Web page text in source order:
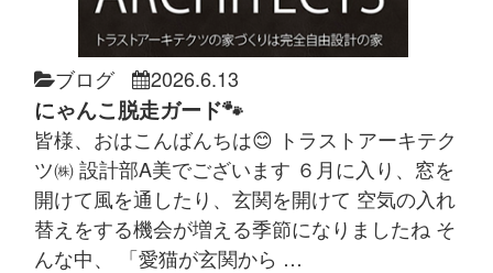
ブログ 2026.6.13
にゃんこ脱走ガード🐾
皆様、おはこんばんちは😊 トラストアーキテク
ツ㈱ 設計部A美でございます ６月に入り、窓を
開けて風を通したり、玄関を開けて 空気の入れ
替えをする機会が増える季節になりましたね そ
んな中、 「愛猫が玄関から …